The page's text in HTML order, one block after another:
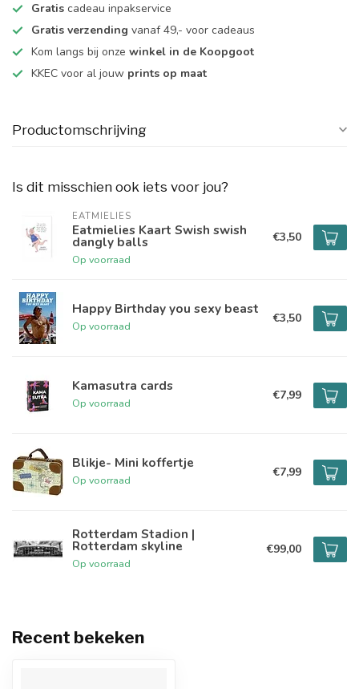
Gratis cadeau inpakservice
Gratis verzending vanaf 49,- voor cadeaus
Kom langs bij onze winkel in de Koopgoot
KKEC voor al jouw prints op maat
Productomschrijving
Is dit misschien ook iets voor jou?
EATMIELIES
Eatmielies Kaart Swish swish
dangly balls
Op voorraad
€3,50
Happy Birthday you sexy beast
Op voorraad
€3,50
Kamasutra cards
Op voorraad
€7,99
Blikje- Mini koffertje
Op voorraad
€7,99
Rotterdam Stadion |
Rotterdam skyline
Op voorraad
€99,00
Recent bekeken